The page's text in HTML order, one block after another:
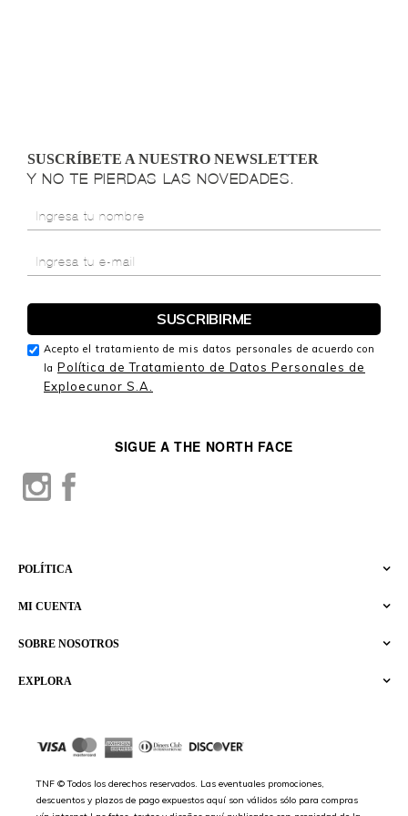
EXPLORA
SOBRE NOSOTROS
MI CUENTA
POLÍTICA
SIGUE A THE NORTH FACE
TNF © Todos los derechos reservados. Las eventuales promociones,
descuentos y plazos de pago expuestos aquí son válidos sólo para compras
SUSCRÍBETE A NUESTRO NEWSLETTER
Y NO TE PIERDAS LAS NOVEDADES.
Acepto el tratamiento de mis datos personales de acuerdo con
la Política de Tratamiento de Datos Personales de
Exploecunor S.A.